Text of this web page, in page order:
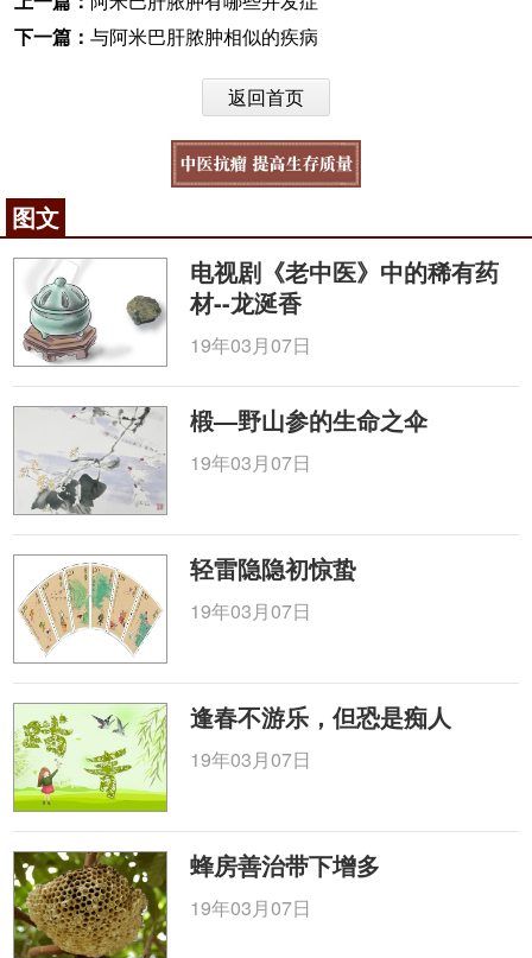
下一篇： 与阿米巴肝脓肿相似的疾病
返回首页
图文
电视剧《老中医》中的稀有药
材--龙涎香
19年03月07日
椴—野山参的生命之伞
19年03月07日
轻雷隐隐初惊蛰
19年03月07日
逢春不游乐，但恐是痴人
19年03月07日
蜂房善治带下增多
19年03月07日